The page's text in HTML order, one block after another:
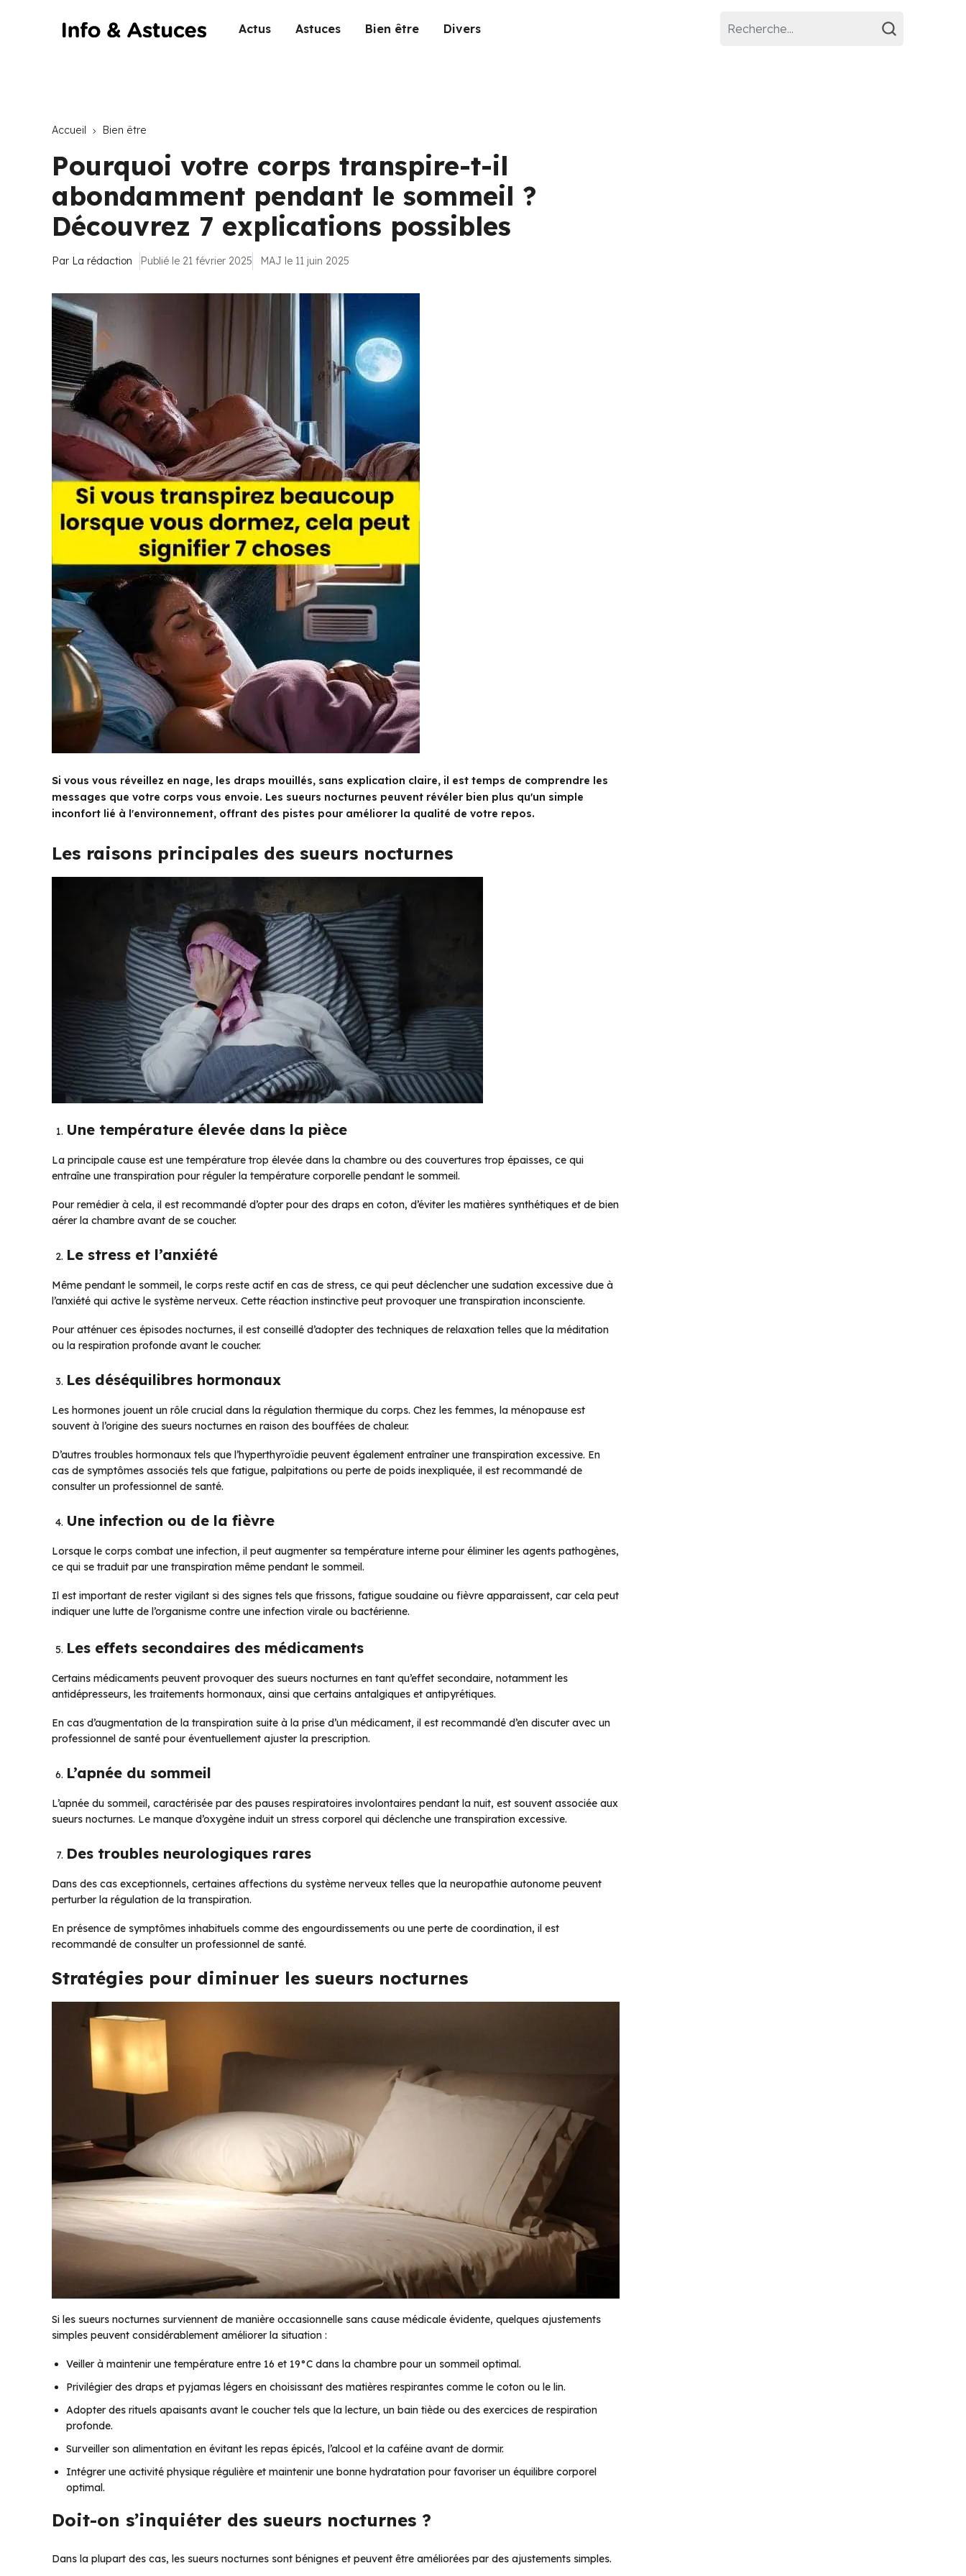
Actus Astuces Bien être Divers
Accueil Bien être
Pourquoi votre corps transpire-t-il
abondamment pendant le sommeil ?
Découvrez 7 explications possibles
Par La rédaction Publié le 21 février 2025 MAJ le 11 juin 2025
Si vous vous réveillez en nage, les draps mouillés, sans explication claire, il est temps de comprendre les
messages que votre corps vous envoie. Les sueurs nocturnes peuvent révéler bien plus qu'un simple
inconfort lié à l'environnement, offrant des pistes pour améliorer la qualité de votre repos.
Les raisons principales des sueurs nocturnes
Une température élevée dans la pièce
La principale cause est une température trop élevée dans la chambre ou des couvertures trop épaisses, ce qui
entraîne une transpiration pour réguler la température corporelle pendant le sommeil.
Pour remédier à cela, il est recommandé d’opter pour des draps en coton, d’éviter les matières synthétiques et de bien
aérer la chambre avant de se coucher.
Le stress et l’anxiété
Même pendant le sommeil, le corps reste actif en cas de stress, ce qui peut déclencher une sudation excessive due à
l’anxiété qui active le système nerveux. Cette réaction instinctive peut provoquer une transpiration inconsciente.
Pour atténuer ces épisodes nocturnes, il est conseillé d’adopter des techniques de relaxation telles que la méditation
ou la respiration profonde avant le coucher.
Les déséquilibres hormonaux
Les hormones jouent un rôle crucial dans la régulation thermique du corps. Chez les femmes, la ménopause est
souvent à l’origine des sueurs nocturnes en raison des bouffées de chaleur.
D’autres troubles hormonaux tels que l’hyperthyroïdie peuvent également entraîner une transpiration excessive. En
cas de symptômes associés tels que fatigue, palpitations ou perte de poids inexpliquée, il est recommandé de
consulter un professionnel de santé.
Une infection ou de la fièvre
Lorsque le corps combat une infection, il peut augmenter sa température interne pour éliminer les agents pathogènes,
ce qui se traduit par une transpiration même pendant le sommeil.
Il est important de rester vigilant si des signes tels que frissons, fatigue soudaine ou fièvre apparaissent, car cela peut
indiquer une lutte de l’organisme contre une infection virale ou bactérienne.
Les effets secondaires des médicaments
Certains médicaments peuvent provoquer des sueurs nocturnes en tant qu’effet secondaire, notamment les
antidépresseurs, les traitements hormonaux, ainsi que certains antalgiques et antipyrétiques.
En cas d’augmentation de la transpiration suite à la prise d’un médicament, il est recommandé d’en discuter avec un
professionnel de santé pour éventuellement ajuster la prescription.
L’apnée du sommeil
L’apnée du sommeil, caractérisée par des pauses respiratoires involontaires pendant la nuit, est souvent associée aux
sueurs nocturnes. Le manque d’oxygène induit un stress corporel qui déclenche une transpiration excessive.
Des troubles neurologiques rares
Dans des cas exceptionnels, certaines affections du système nerveux telles que la neuropathie autonome peuvent
perturber la régulation de la transpiration.
En présence de symptômes inhabituels comme des engourdissements ou une perte de coordination, il est
recommandé de consulter un professionnel de santé.
Stratégies pour diminuer les sueurs nocturnes
Si les sueurs nocturnes surviennent de manière occasionnelle sans cause médicale évidente, quelques ajustements
simples peuvent considérablement améliorer la situation :
Veiller à maintenir une température entre 16 et 19°C dans la chambre pour un sommeil optimal.
Privilégier des draps et pyjamas légers en choisissant des matières respirantes comme le coton ou le lin.
Adopter des rituels apaisants avant le coucher tels que la lecture, un bain tiède ou des exercices de respiration
profonde.
Surveiller son alimentation en évitant les repas épicés, l’alcool et la caféine avant de dormir.
Intégrer une activité physique régulière et maintenir une bonne hydratation pour favoriser un équilibre corporel
optimal.
Doit-on s’inquiéter des sueurs nocturnes ?
Dans la plupart des cas, les sueurs nocturnes sont bénignes et peuvent être améliorées par des ajustements simples.